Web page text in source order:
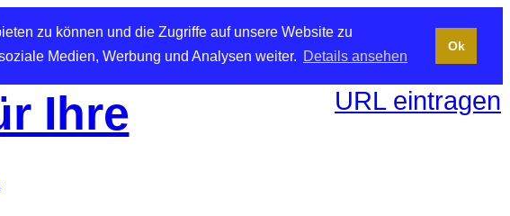
zu können und die Zugriffe auf unsere Website zu
Medien, Werbung und Analysen weiter. Details ansehen
Ok
Ihre
URL eintragen